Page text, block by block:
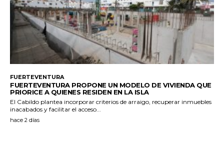
FUERTEVENTURA
FUERTEVENTURA PROPONE UN MODELO DE VIVIENDA QUE
PRIORICE A QUIENES RESIDEN EN LA ISLA
El Cabildo plantea incorporar criterios de arraigo, recuperar inmuebles
inacabados y facilitar el acceso...
hace 2 días